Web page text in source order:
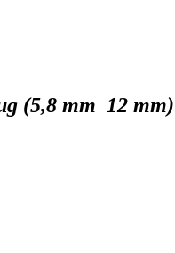
(5,8 mm  12 mm)